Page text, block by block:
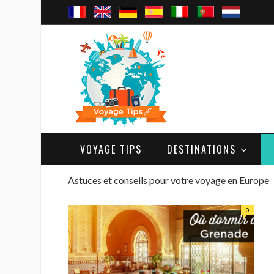
VOYAGE TIPS DESTINATIONS
Astuces et conseils pour votre voyage en Europe
0